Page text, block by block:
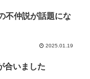
不仲説が話題にな
2025.01.19
合いました